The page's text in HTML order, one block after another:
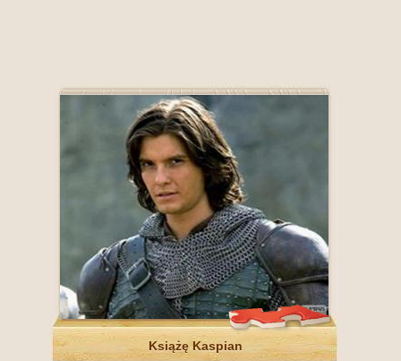
Książę Kaspian